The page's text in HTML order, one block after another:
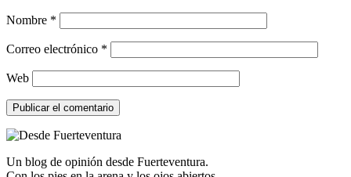
Nombre *
Correo electrónico *
Web
Un blog de opinión desde Fuerteventura.